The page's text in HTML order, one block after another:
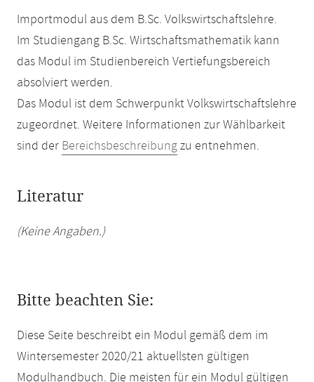
Importmodul aus dem B.Sc. Volkswirtschaftslehre.
Im Studiengang B.Sc. Wirtschaftsmathematik kann
das Modul im Studienbereich Vertiefungsbereich
absolviert werden.
Das Modul ist dem Schwerpunkt Volkswirtschaftslehre
zugeordnet. Weitere Informationen zur Wählbarkeit
sind der Bereichsbeschreibungzu entnehmen.
Literatur
(Keine Angaben.)
Bitte beachten Sie:
Diese Seite beschreibt ein Modul gemäß dem im
Wintersemester 2020/21 aktuellsten gültigen
Modulhandbuch. Die meisten für ein Modul gültigen